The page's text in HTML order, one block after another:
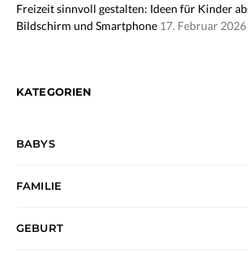
Freizeit sinnvoll gestalten: Ideen für Kinder
Bildschirm und Smartphone 17. Februar 2026
KATEGORIEN
BABYS
FAMILIE
GEBURT